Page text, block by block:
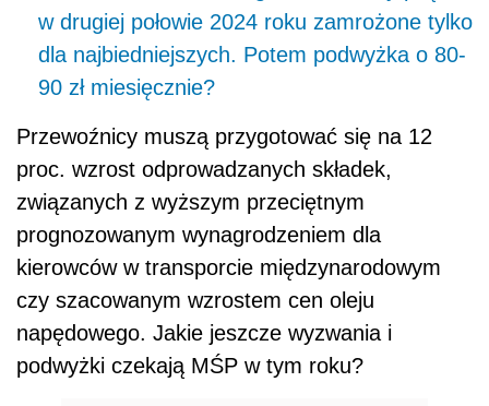
w drugiej połowie 2024 roku zamrożone tylko
dla najbiedniejszych. Potem podwyżka o 80-
90 zł miesięcznie?
Przewoźnicy muszą przygotować się na 12
proc. wzrost odprowadzanych składek,
związanych z wyższym przeciętnym
prognozowanym wynagrodzeniem dla
kierowców w transporcie międzynarodowym
czy szacowanym wzrostem cen oleju
napędowego. Jakie jeszcze wyzwania i
podwyżki czekają MŚP w tym roku?